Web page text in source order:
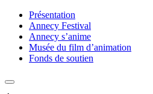
Présentation
Annecy Festival
Annecy s’anime
Musée du film d’animation
Fonds de soutien